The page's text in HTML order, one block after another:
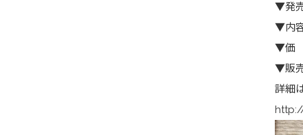
▼発
▼内
▼価
▼販
詳細